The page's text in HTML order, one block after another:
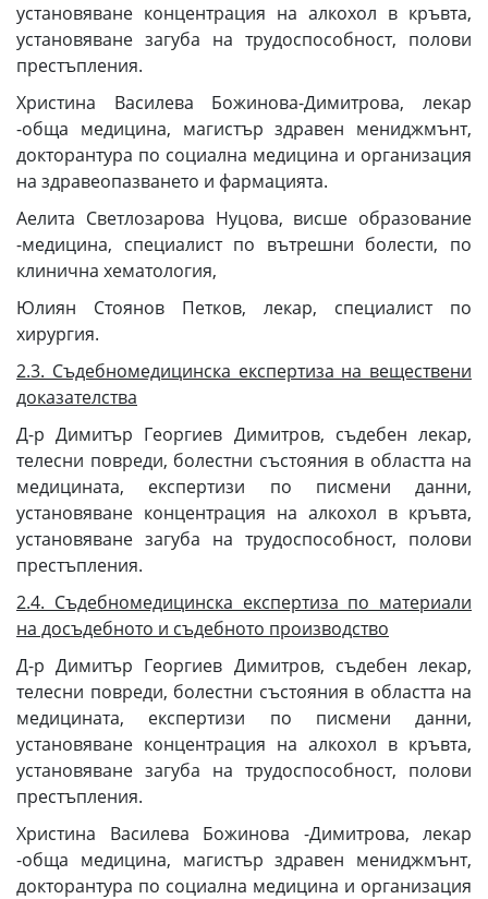
установяване концентрация на алкохол в кръвта,
установяване загуба на трудоспособност, полови
престъпления.
Христина Василева Божинова-Димитрова, лекар
-обща медицина, магистър здравен мениджмънт,
докторантура по социална медицина и организация
на здравеопазването и фармацията.
Аелита Светлозарова Нуцова, висше образование
-медицина, специалист по вътрешни болести, по
клинична хематология,
Юлиян Стоянов Петков, лекар, специалист по
хирургия.
2.3. Съдебномедицинска експертиза на веществени
доказателства
Д-р Димитър Георгиев Димитров, съдебен лекар,
телесни повреди, болестни състояния в областта на
медицината, експертизи по писмени данни,
установяване концентрация на алкохол в кръвта,
установяване загуба на трудоспособност, полови
престъпления.
2.4. Съдебномедицинска експертиза по материали
на досъдебното и съдебното производство
Д-р Димитър Георгиев Димитров, съдебен лекар,
телесни повреди, болестни състояния в областта на
медицината, експертизи по писмени данни,
установяване концентрация на алкохол в кръвта,
установяване загуба на трудоспособност, полови
престъпления.
Христина Василева Божинова -Димитрова, лекар
-обща медицина, магистър здравен мениджмънт,
докторантура по социална медицина и организация